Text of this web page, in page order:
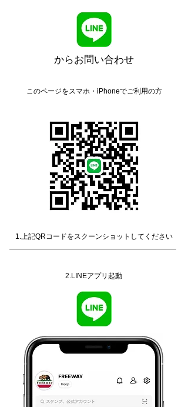
からお問い合わせ
このページをスマホ・iPhoneでご利用の方
1.上記QRコードをスクーンショットしてください
2.LINEアプリ起動